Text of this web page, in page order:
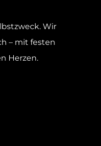
Wir
– mit festen
Herzen.